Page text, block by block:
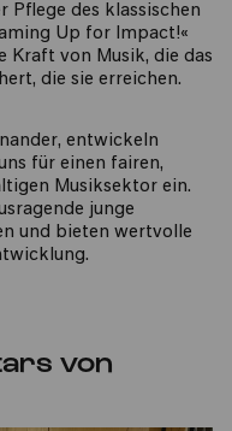
Pflege des klassischen
Up for Impact!«
Kraft von Musik, die das
die sie erreichen.
entwickeln
für einen fairen,
Musiksektor ein.
junge
und bieten wertvolle
von